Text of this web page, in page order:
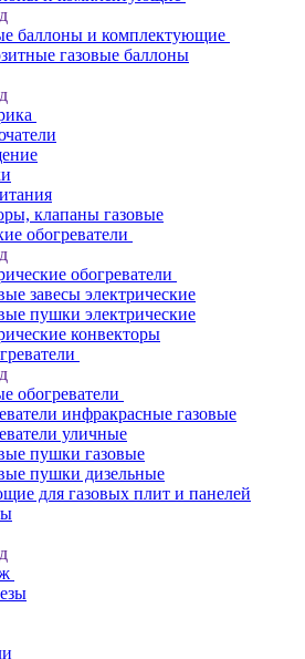
баллоны и комплектующие
газовые баллоны
клапаны газовые
обогреватели
обогреватели
завесы электрические
пушки электрические
конвекторы
обогреватели
инфракрасные газовые
уличные
пушки газовые
пушки дизельные
для газовых плит и панелей